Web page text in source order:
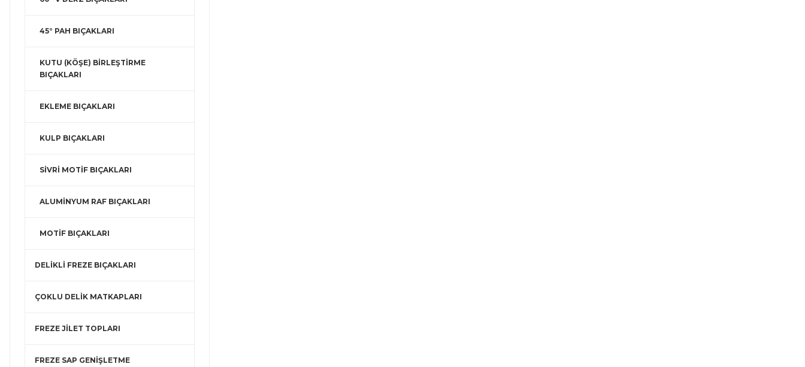
45° PAH BIÇAKLARI
KUTU (KÖŞE) BİRLEŞTİRME
BIÇAKLARI
EKLEME BIÇAKLARI
KULP BIÇAKLARI
SİVRİ MOTİF BIÇAKLARI
ALUMİNYUM RAF BIÇAKLARI
MOTİF BIÇAKLARI
DELİKLİ FREZE BIÇAKLARI
ÇOKLU DELİK MATKAPLARI
FREZE JİLET TOPLARI
FREZE SAP GENİŞLETME